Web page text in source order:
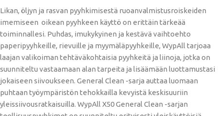
Likan, öljyn ja rasvan pyyhkimisestä ruoanvalmistusroiskeiden
imemiseen oikean pyyhkeen käyttö on erittäin tärkeää
toiminnallesi. Puhdas, imukykyinen ja kestävä vaihtoehto
paperipyyhkeille, rievuille ja myymäläpyyhkeille, WypAll tarjoaa
laajan valikoiman tehtäväkohtaisia ​​pyyhkeitä ja liinoja, jotka on
suunniteltu vastaamaan alan tarpeita ja lisäämään luottamustasi
jokaiseen siivoukseen. General Clean -sarja auttaa luomaan
puhtaan työympäristön tehokkailla kevyistä keskisuuriin
yleissiivousratkaisuilla. WypAll X50 General Clean -sarjan